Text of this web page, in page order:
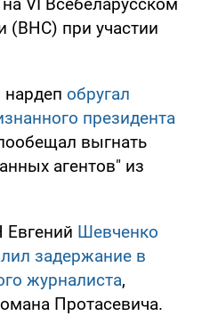
на VI Всебеларусском
(ВНС) при участии
нардеп обругал
президента
выгнать
агентов" из
Евгений Шевченко
задержание в
журналиста,
Протасевича.